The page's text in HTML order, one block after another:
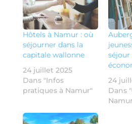
Hôtels à Namur : où
séjourner dans la
capitale wallonne
24 juillet 2025
Dans "Infos
pratiques à Namur"
séjour
24
Dans